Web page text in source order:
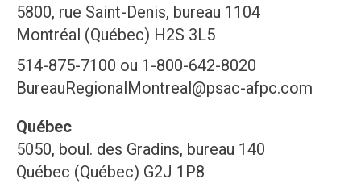
5800, rue Saint-Denis, bureau 1104
Montréal (Québec) H2S 3L5
514-875-7100 ou 1-800-642-8020
BureauRegionalMontreal@psac-afpc.com
Québec
5050, boul. des Gradins, bureau 140
Québec (Québec) G2J 1P8